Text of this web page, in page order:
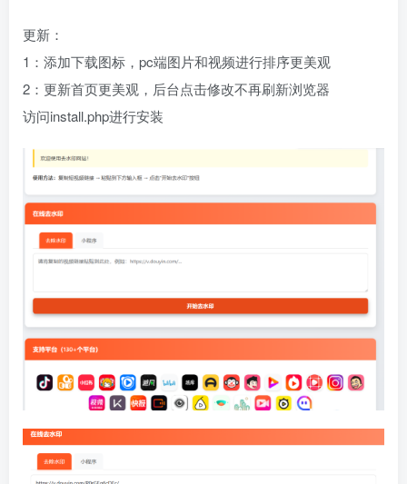
更新：
1：添加下载图标，pc端图片和视频进行排序更美观
2：更新首页更美观，后台点击修改不再刷新浏览器
访问install.php进行安装